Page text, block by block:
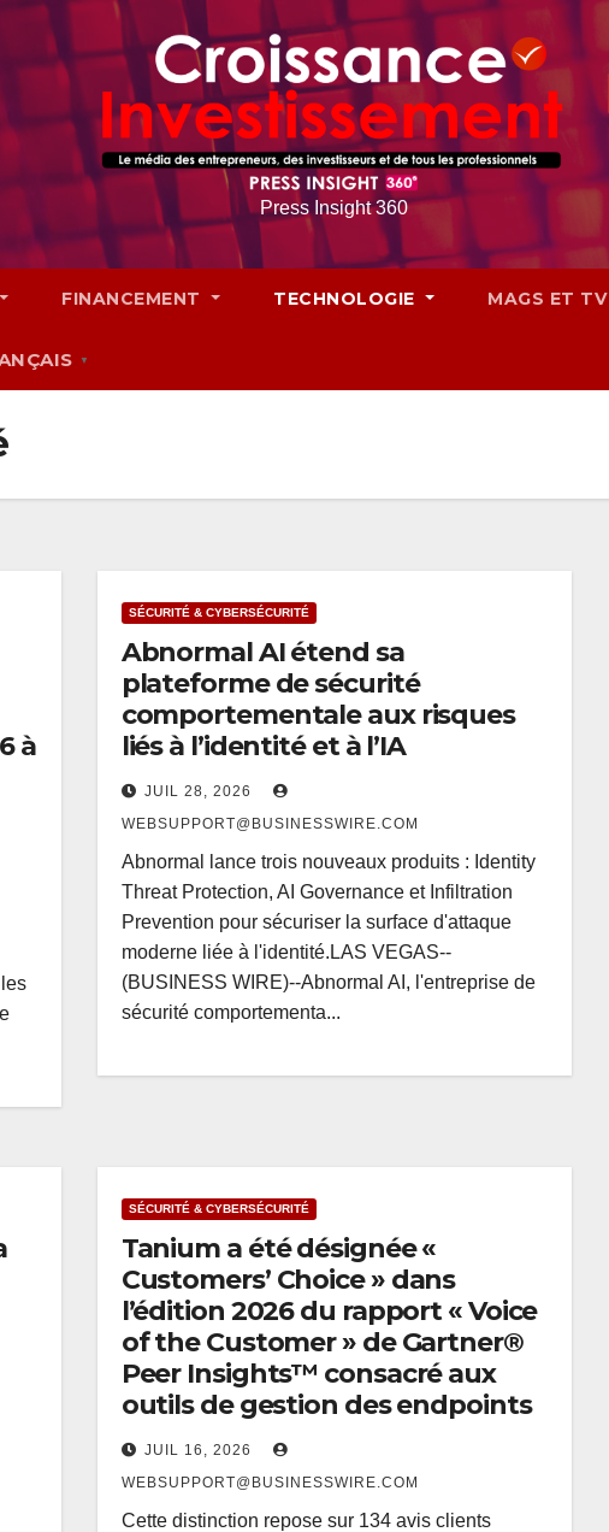
Press Insight 360
FINANCEMENT TECHNOLOGIE MAGS ET TV
▼
à
SÉCURITÉ & CYBERSÉCURITÉ
Abnormal AI étend sa
plateforme de sécurité
comportementale aux risques
liés à l’identité et à l’IA
JUIL 28, 2026
WEBSUPPORT@BUSINESSWIRE.COM
Abnormal lance trois nouveaux produits : Identity
Threat Protection, AI Governance et Infiltration
Prevention pour sécuriser la surface d'attaque
moderne liée à l'identité.LAS VEGAS--
(BUSINESS WIRE)--Abnormal AI, l'entreprise de
sécurité comportementa...
SÉCURITÉ & CYBERSÉCURITÉ
Tanium a été désignée «
Customers’ Choice » dans
l’édition 2026 du rapport « Voice
of the Customer » de Gartner®
Peer Insights™ consacré aux
outils de gestion des endpoints
JUIL 16, 2026
WEBSUPPORT@BUSINESSWIRE.COM
Cette distinction repose sur 134 avis clients